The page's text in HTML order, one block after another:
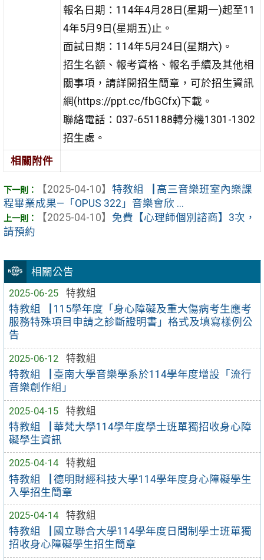
相關公告
2025-06-25
特教組
特教組▕ 115學年度「身心障礙及重大傷病考生應考
服務特殊項目申請之診斷證明書」格式及填寫樣例公
告
2025-06-12
特教組
特教組▕ 臺南大學音樂學系於114學年度增設「流行
音樂創作組」
2025-04-15
特教組
特教組▕ 華梵大學114學年度學士班單獨招收身心障
礙學生資訊
2025-04-14
特教組
特教組▕ 德明財經科技大學114學年度身心障礙學生
入學招生簡章
2025-04-14
特教組
特教組▕ 國立聯合大學114學年度日間制學士班單獨
招收身心障礙學生招生簡章
報名日期：114年4月28日(星期一)起至11
4年5月9日(星期五)止。
面試日期：114年5月24日(星期六)。
招生名額、報考資格、報名手續及其他相
關事項，請詳閱招生簡章，可於招生資訊
網(https://ppt.cc/fbGCfx)下載。
聯絡電話：037-651188轉分機1301-1302
招生處。
相關附件
【2025-04-10】 特教組▕ 高三音樂班室內樂課
程畢業成果—「OPUS 322」音樂會欣 ...
【2025-04-10】 免費【心理師個別諮商】3次，
請預約